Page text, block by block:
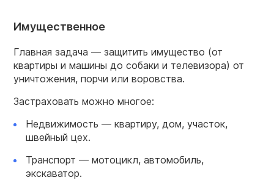
Имущественное
Главная задача — защитить имущество (от
квартиры и машины до собаки и телевизора) от
уничтожения, порчи или воровства.
Застраховать можно многое:
Недвижимость — квартиру, дом, участок,
швейный цех.
Транспорт — мотоцикл, автомобиль,
экскаватор.